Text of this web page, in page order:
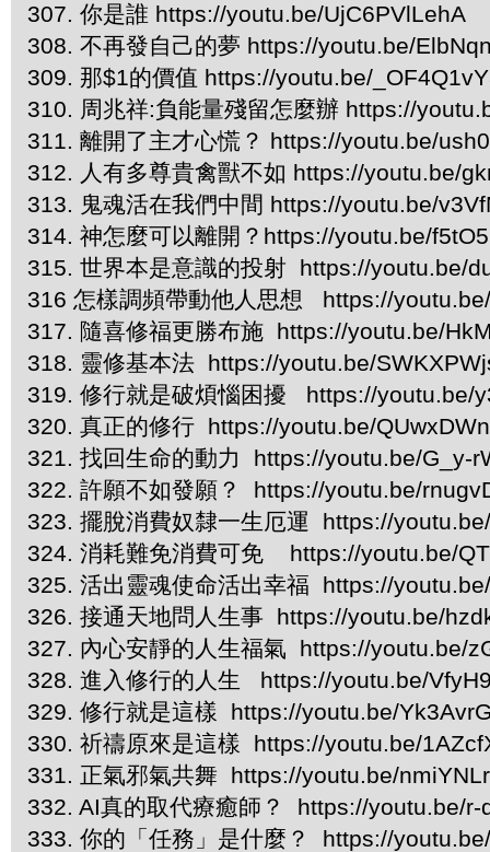
307. 你是誰 https://youtu.be/UjC6PVlLehA
308. 不再發自己的夢 https://youtu.be/
309. 那$1的價值 https://youtu.be/
310. 周兆祥:負能量殘留怎麼辦 https://
311. 離開了主才心慌？ https://youtu.be/
312. 人有多尊貴禽獸不如 https://youtu.be/
313. 鬼魂活在我們中間 https://youtu.be/
314. 神怎麼可以離開？https://youtu.be/
315. 世界本是意識的投射 https://youtu.be/
316 怎樣調頻帶動他人思想 https://
317. 隨喜修福更勝布施 https://youtu.be/
318. 靈修基本法 https://youtu.be/
319. 修行就是破煩惱困擾 https://youtu.be/
320. 真正的修行 https://youtu.be/
321. 找回生命的動力 https://youtu.be/G_y-
322. 許願不如發願？ https://youtu.be/
323. 擺脫消費奴隸一生厄運 https://
324. 消耗難免消費可免 https://youtu.be/
325. 活出靈魂使命活出幸福 https://
326. 接通天地問人生事 https://youtu.be/
327. 內心安靜的人生福氣 https://youtu.be/
328. 進入修行的人生 https://youtu.be/
329. 修行就是這樣 https://youtu.be/
330. 祈禱原來是這樣 https://youtu.be/
331. 正氣邪氣共舞 https://youtu.be/
332. AI真的取代療癒師？ https://youtu.be/r-
333. 你的「任務」是什麼？ https://